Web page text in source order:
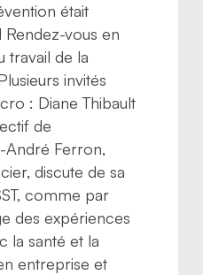
était
vous en
travail de la
invités
: Diane Thibault
de
André Ferron,
discute de sa
comme par
des expériences
la santé et la
entreprise et